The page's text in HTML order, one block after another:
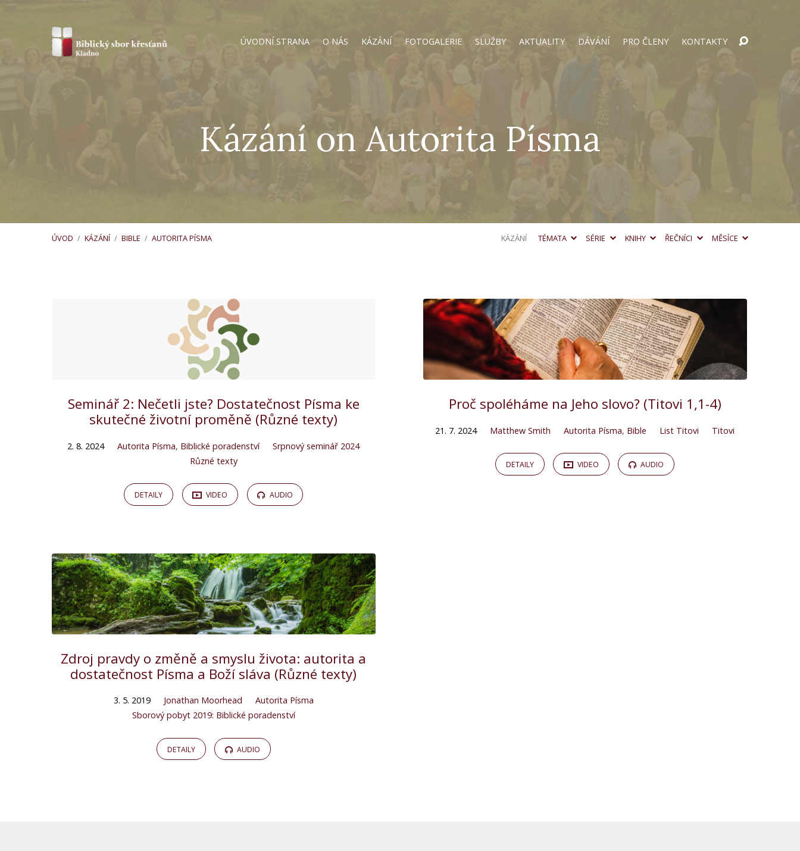
ÚVODNÍ STRANA O NÁS KÁZÁNÍ FOTOGALERIE SLUŽBY AKTUALITY DÁVÁNÍ PRO ČLENY KONTAKTY
Kázání on Autorita Písma
ÚVOD / KÁZÁNÍ / BIBLE / AUTORITA PÍSMA KÁZÁNÍ TÉMATA SÉRIE KNIHY ŘEČNÍCI MĚSÍCE
Písma
Seminář 2: Nečetli jste? Dostatečnost Písma ke
skutečné životní proměně (Různé texty)
2. 8. 2024 Autorita Písma, Biblické poradenství
Srpnový seminář 2024
Různé texty
DETAILY VIDEO AUDIO
Proč spoléháme na Jeho slovo? (Titovi 1,1-4)
21. 7. 2024 Matthew Smith Autorita Písma, Bible List Titovi Titovi
DETAILY VIDEO AUDIO
Zdroj pravdy o změně a smyslu života: autorita a
dostatečnost Písma a Boží sláva (Různé texty)
3. 5. 2019 Jonathan Moorhead
Autorita Písma
Sborový pobyt 2019: Biblické poradenství
DETAILY AUDIO